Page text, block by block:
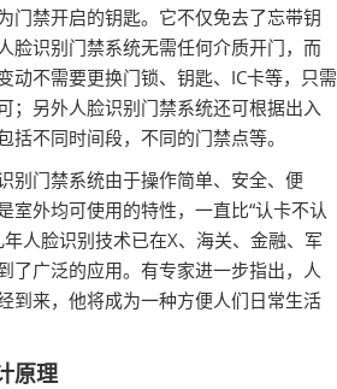
门禁开启的钥匙。它不仅免去了忘带钥
脸识别门禁系统无需任何介质开门，而
动不需要更换门锁、钥匙、IC卡等，只需
；另外人脸识别门禁系统还可根据出入
括不同时间段，不同的门禁点等。
别门禁系统由于操作简单、安全、便
室外均可使用的特性，一直比“认卡不认
年人脸识别技术已在X、海关、金融、军
了广泛的应用。有专家进一步指出，人
到来，他将成为一种方便人们日常生活
原理